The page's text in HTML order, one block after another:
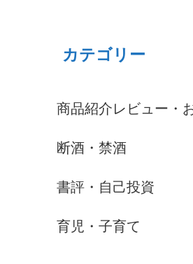
カテゴリー
商品紹介レビュー・
断酒・禁酒
書評・自己投資
育児・子育て